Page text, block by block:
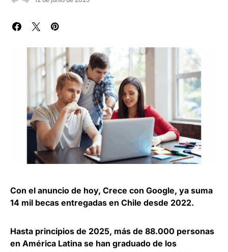
Con el anuncio de hoy, Crece con Google, ya suma
14 mil becas entregadas en Chile desde 2022.
Hasta principios de 2025, más de 88.000 personas
en América Latina se han graduado de los